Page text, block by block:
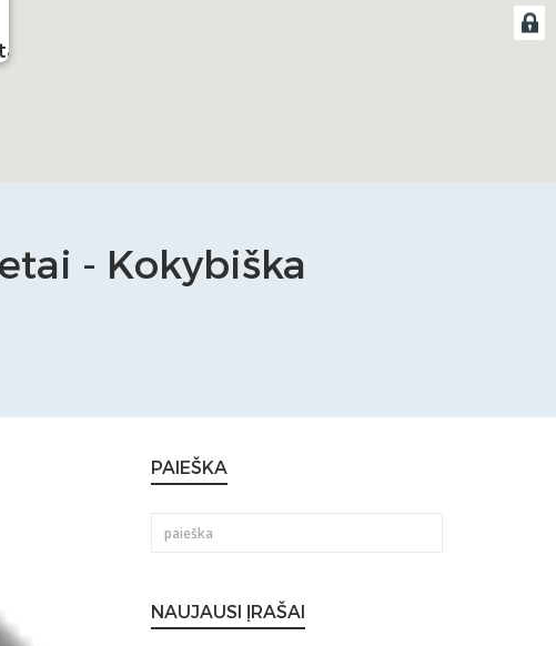
- Kokybiška
PAIEŠKA
NAUJAUSI ĮRAŠAI